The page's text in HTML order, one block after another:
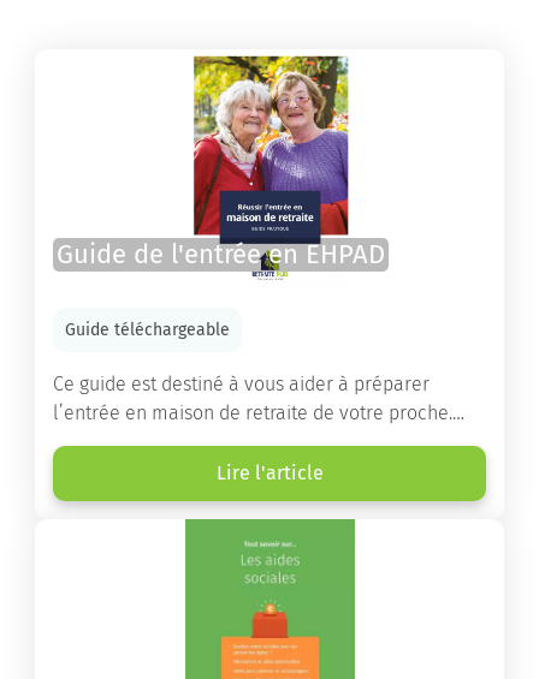
Guide de l'entrée en EHPAD
Guide téléchargeable
Ce guide est destiné à vous aider à préparer
l’entrée en maison de retraite de votre proche.
Vous y trouverez un panorama des différents types
d’établissements ainsi que des conseils pratiques
destinés à orienter les familles et à leur faciliter
Lire l'article